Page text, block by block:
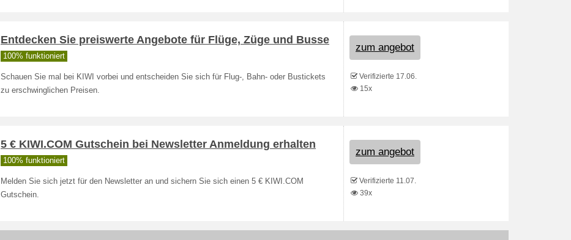
Entdecken Sie preiswerte Angebote für Flüge, Züge und Busse
100% funktioniert
Schauen Sie mal bei KIWI vorbei und entscheiden Sie sich für Flug-, Bahn- oder Bustickets
zu erschwinglichen Preisen.
zum angebot
Verifizierte 17.06.
15x
5 € KIWI.COM Gutschein bei Newsletter Anmeldung erhalten
100% funktioniert
Melden Sie sich jetzt für den Newsletter an und sichern Sie sich einen 5 € KIWI.COM
Gutschein.
zum angebot
Verifizierte 11.07.
39x